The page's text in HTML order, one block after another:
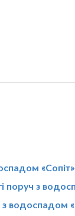
«Сопіт»
поруч з
з водоспадом